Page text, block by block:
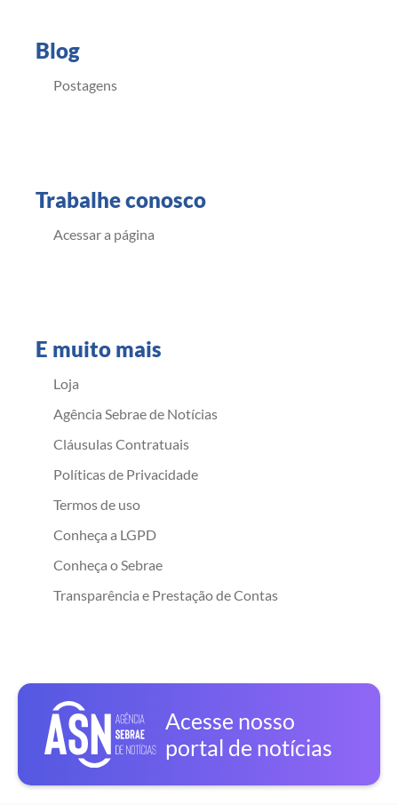
Blog
Postagens
Trabalhe conosco
Acessar a página
E muito mais
Loja
Agência Sebrae de Notícias
Cláusulas Contratuais
Políticas de Privacidade
Termos de uso
Conheça a LGPD
Conheça o Sebrae
Transparência e Prestação de Contas
Acesse nosso
portal de notícias